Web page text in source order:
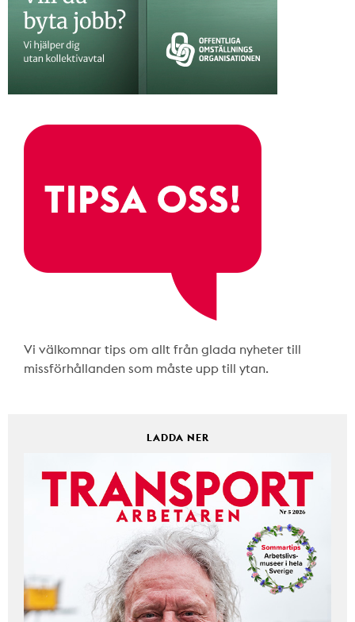
Vi välkomnar tips om allt från glada nyheter till
missförhållanden som måste upp till ytan.
LADDA NER